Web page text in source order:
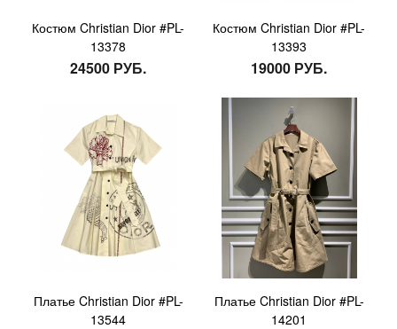
Костюм Christian Dior #PL-
13378
24500 РУБ.
Костюм Christian Dior #PL-
13393
19000 РУБ.
Платье Christian Dior #PL-
13544
Платье Christian Dior #PL-
14201